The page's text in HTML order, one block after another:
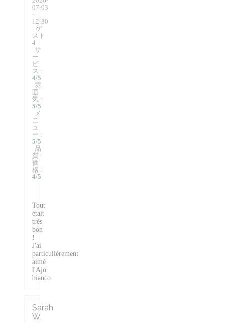
07-03
-
12:30
- ゲ
スト
4
サ
ー
ビ
ス :
4/5
雰
囲
気 :
5/5
メ
ニ
ュ
ー :
5/5
品
質-
価
格 :
4/5
Tout
était
très
bon
!
J'ai
particulièrement
aimé
l'Ajo
bianco.
Sarah
W